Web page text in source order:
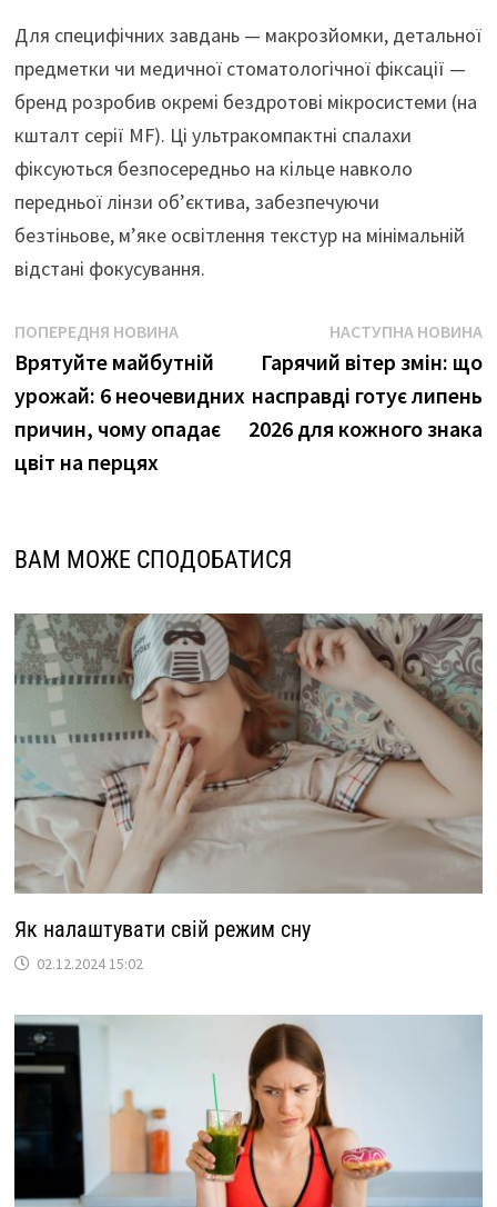
Для специфічних завдань — макрозйомки, детальної
предметки чи медичної стоматологічної фіксації —
бренд розробив окремі бездротові мікросистеми (на
кшталт серії MF). Ці ультракомпактні спалахи
фіксуються безпосередньо на кільце навколо
передньої лінзи об’єктива, забезпечуючи
безтіньове, м’яке освітлення текстур на мінімальній
відстані фокусування.
Навігація
записів
ПОПЕРЕДНЯ НОВИНАПопередня
новина
Врятуйте майбутній
урожай: 6 неочевидних
причин, чому опадає
цвіт на перцях
НАСТУПНА НОВИНА
Гарячий вітер змін: що
насправді готує липень
2026 для кожного знака
ВАМ МОЖЕ СПОДОБАТИСЯ
Як налаштувати свій режим сну
02.12.2024 15:02